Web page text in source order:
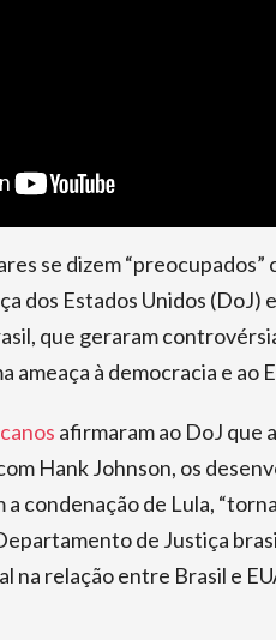
se dizem
dos Estados Unidos
que geraram
ameaça à democracia e ao
afirmaram ao DoJ que
Hank Johnson, os
a condenação de Lula,
de Justiça
na relação entre Brasil e